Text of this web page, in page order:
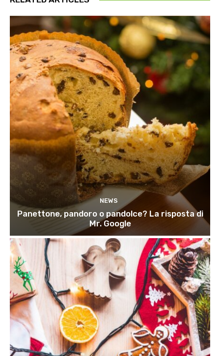
NEWS
Panettone, pandoro o pandolce? La risposta di
Mr. Google